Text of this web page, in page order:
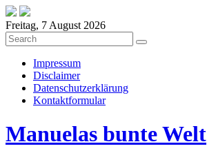
Freitag, 7 August 2026
Impressum
Disclaimer
Datenschutzerklärung
Kontaktformular
Manuelas bunte Welt